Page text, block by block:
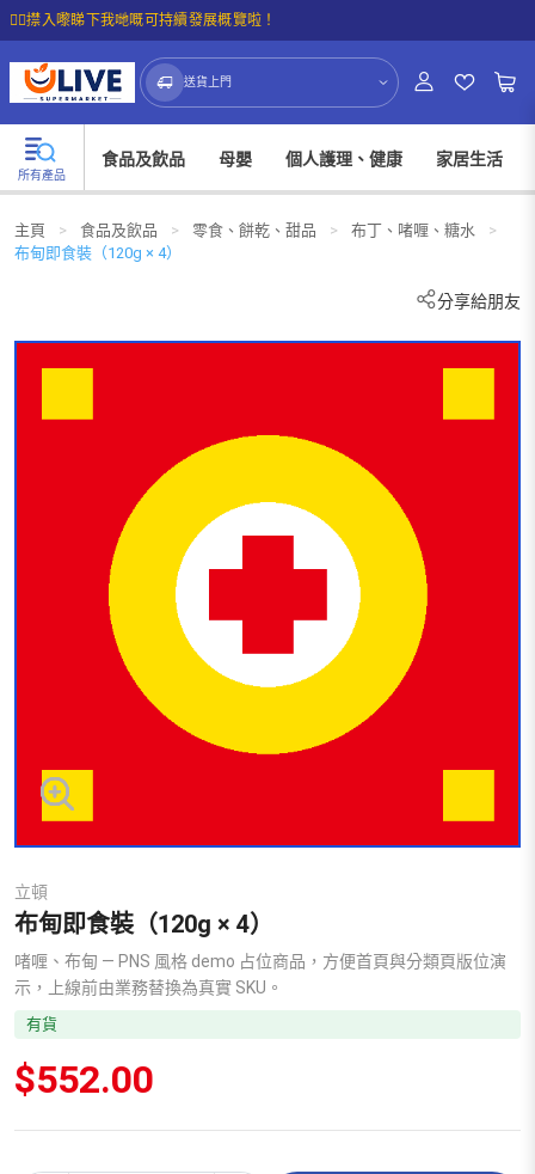
☝🏼㩒入嚟睇下我哋嘅可持續發展概覽啦！
送貨上門
所有產品
食品及飲品 母嬰 個人護理、健康 家居生活
主頁 > 食品及飲品 > 零食、餅乾、甜品 > 布丁、啫喱、糖水
>
布甸即食裝（120g × 4）
分享給朋友
立頓
布甸即食裝（120g × 4）
啫喱、布甸 — PNS 風格 demo 占位商品，方便首頁與分類頁版位演
示，上線前由業務替換為真實 SKU。
有貨
$552.00